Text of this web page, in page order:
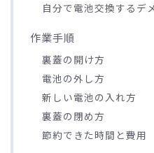
自分で電池交換するデ
作業手順
裏蓋の開け方
電池の外し方
新しい電池の入れ方
裏蓋の閉め方
節約できた時間と費用